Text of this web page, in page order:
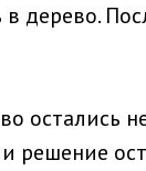
дерево.
остались
решение